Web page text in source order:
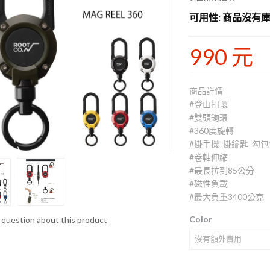
question about this product
可用性: 商品沒有
990 元
商品詳情
#登山扣環
#雙頭鉤環
#360度旋轉
#掛手機_掛鑰匙_勾
#卷軸伸縮
#最長拉到85公分
#磁性負載
#最大負重3400公克
Color
沒有額外費用